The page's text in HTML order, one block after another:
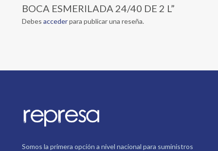
BOCA ESMERILADA 24/40 DE 2 L”
Debes accederpara publicar una reseña.
Somos la primera opción a nivel nacional para suministros